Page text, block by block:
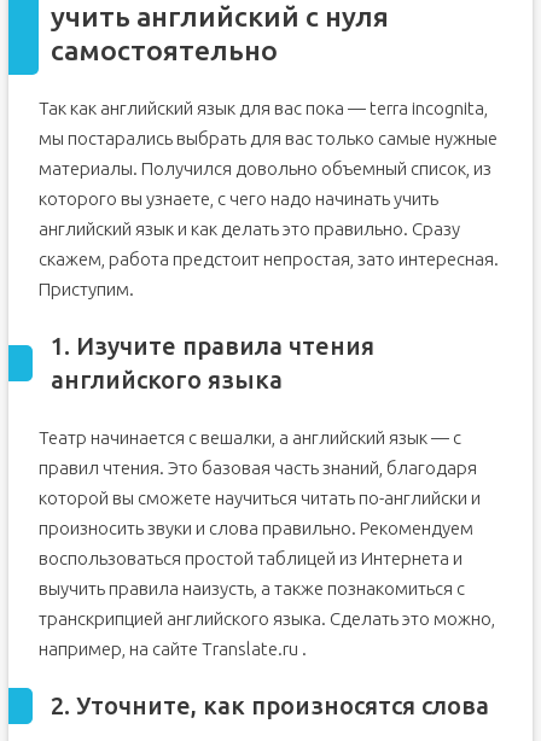
учить английский с нуля
самостоятельно
Так как английский язык для вас пока — terra incognita,
мы постарались выбрать для вас только самые нужные
материалы. Получился довольно объемный список, из
которого вы узнаете, с чего надо начинать учить
английский язык и как делать это правильно. Сразу
скажем, работа предстоит непростая, зато интересная.
Приступим.
1. Изучите правила чтения
английского языка
Театр начинается с вешалки, а английский язык — с
правил чтения. Это базовая часть знаний, благодаря
которой вы сможете научиться читать по-английски и
произносить звуки и слова правильно. Рекомендуем
воспользоваться простой таблицей из Интернета и
выучить правила наизусть, а также познакомиться с
транскрипцией английского языка. Сделать это можно,
например, на сайте Translate.ru .
2. Уточните, как произносятся слова